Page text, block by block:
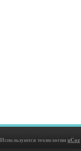
Используются технологии uCoz